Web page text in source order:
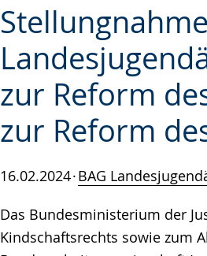
zur Reform
zur Reform
16.02.2024 BAG
Das Bundesministerium der
Kindschaftsrechts sowie zum